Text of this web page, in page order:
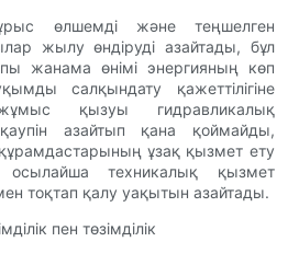
өлшемді және теңшелген
жылу өндіруді азайтады, бұл
жанама өнімі энергияның көп
салқындату қажеттілігіне
қызуы гидравликалық
азайтып қана қоймайды,
ұзақ қызмет ету
осылайша техникалық қызмет
тоқтап қалу уақытын азайтады.
пен төзімділік